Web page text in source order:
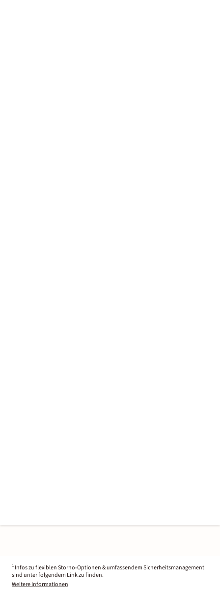
1 Infos zu flexiblen Storno-Optionen & umfassendem Sicherheitsmanagement
sind unter folgendem Link zu finden.
Weitere Informationen